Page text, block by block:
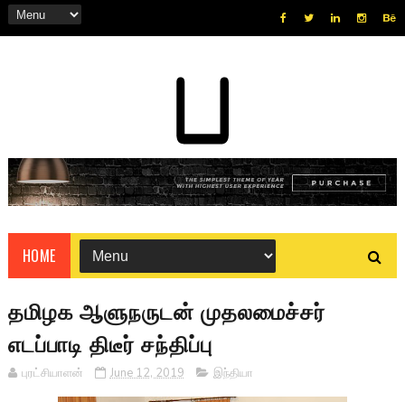
HOME
தமிழக ஆளுநருடன் முதலமைச்சர்
எடப்பாடி திடீர் சந்திப்பு
புரட்சியாளன் June 12, 2019 இந்தியா